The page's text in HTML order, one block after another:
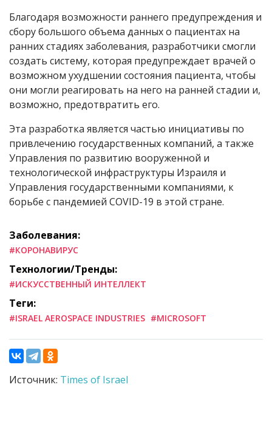
Благодаря возможности раннего предупреждения и
сбору большого объема данных о пациентах на
ранних стадиях заболевания, разработчики смогли
создать систему, которая предупреждает врачей о
возможном ухудшении состояния пациента, чтобы
они могли реагировать на него на ранней стадии и,
возможно, предотвратить его.
Эта разработка является частью инициативы по
привлечению государственных компаний, а также
Управления по развитию вооруженной и
технологической инфраструктуры Израиля и
Управления государственными компаниями, к
борьбе с пандемией COVID-19 в этой стране.
Заболевания:
#КОРОНАВИРУС
Технологии/Тренды:
#ИСКУССТВЕННЫЙ ИНТЕЛЛЕКТ
Теги:
#ISRAEL AEROSPACE INDUSTRIES #MICROSOFT
Источник: Times of Israel